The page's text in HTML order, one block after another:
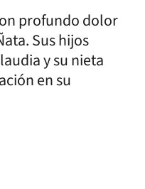
profundo dolor
Sus hijos
y su nieta
en su